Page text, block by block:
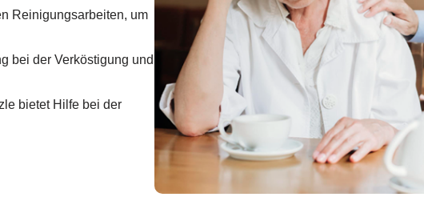
Reinigungsarbeiten, um
bei der Verköstigung und
bietet Hilfe bei der